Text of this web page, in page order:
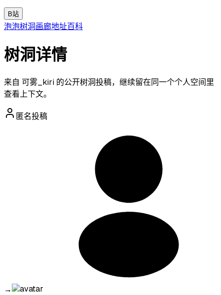
B站
泡泡树洞画廊地址百科
树洞详情
来自 可雾_kiri 的公开树洞投稿，继续留在同一个个人空间里
查看上下文。
匿名投稿
→